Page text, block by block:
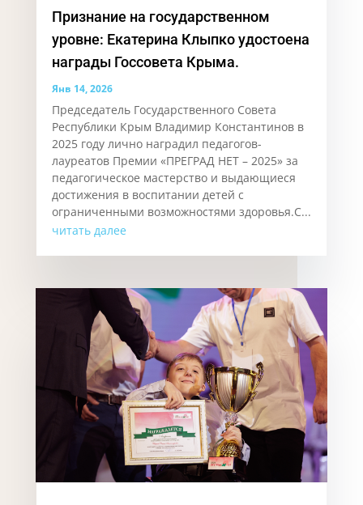
Признание на государственном
уровне: Екатерина Клыпко удостоена
награды Госсовета Крыма.
Янв 14, 2026
Председатель Государственного Совета
Республики Крым Владимир Константинов в
2025 году лично наградил педагогов-
лауреатов Премии «ПРЕГРАД НЕТ – 2025» за
педагогическое мастерство и выдающиеся
достижения в воспитании детей с
ограниченными возможностями здоровья.С...
читать далее